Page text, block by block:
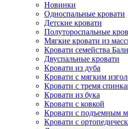
Новинки
Односпальные кровати
Детские кровати
Полутороспальные
Мягкие кровати из
Кровати семейства Бали
Двуспальные кровати
Кровати из дуба
Кровати с мягким
Кровати с тремя
Кровати из бука
Кровати с ковкой
Кровати с подъемным
Кровати с